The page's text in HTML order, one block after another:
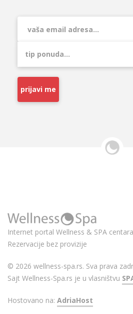
prijavi me
Internet portal Wellness & SPA
Rezervacije bez provizije
© 2026 wellness-spa.rs. Sva prava
Sajt Wellness-Spa.rs je u vlasništvu
Hostovano na: AdriaHost